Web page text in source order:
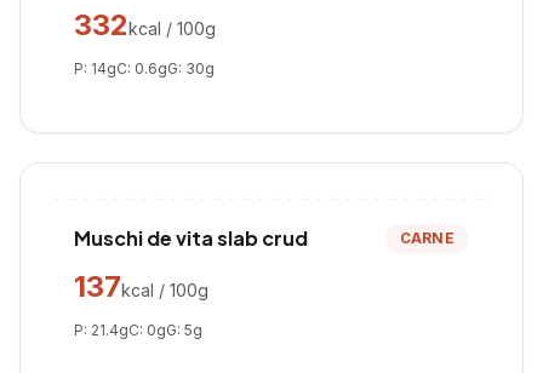
332kcal / 100g
P: 14gC: 0.6gG: 30g
Muschi de vita slab crud CARNE
137kcal / 100g
P: 21.4gC: 0gG: 5g